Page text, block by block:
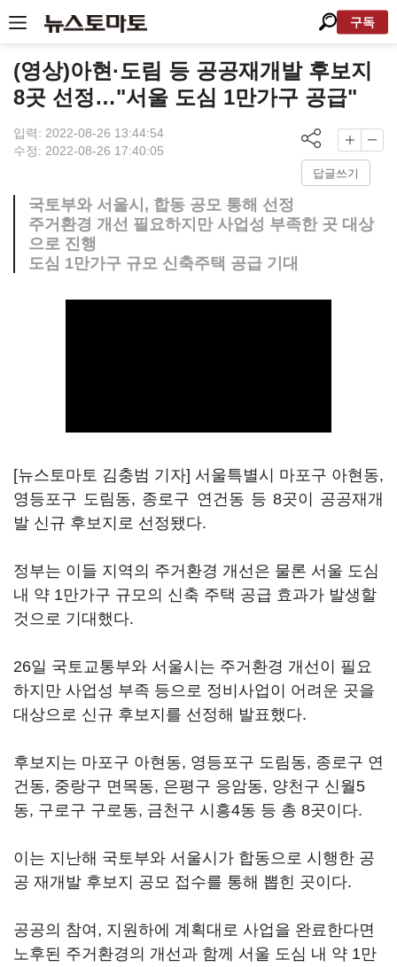
구독
(영상)아현·도림 등 공공재개발 후보지
8곳 선정…"서울 도심 1만가구 공급"
입력: 2022-08-26 13:44:54
수정: 2022-08-26 17:40:05
답글쓰기
국토부와 서울시, 합동 공모 통해 선정
주거환경 개선 필요하지만 사업성 부족한 곳 대상
으로 진행
도심 1만가구 규모 신축주택 공급 기대
[뉴스토마토 김충범 기자] 서울특별시 마포구 아현동,
영등포구 도림동, 종로구 연건동 등 8곳이 공공재개
발 신규 후보지로 선정됐다.
정부는 이들 지역의 주거환경 개선은 물론 서울 도심
내 약 1만가구 규모의 신축 주택 공급 효과가 발생할
것으로 기대했다.
26일 국토교통부와 서울시는 주거환경 개선이 필요
하지만 사업성 부족 등으로 정비사업이 어려운 곳을
대상으로 신규 후보지를 선정해 발표했다.
후보지는 마포구 아현동, 영등포구 도림동, 종로구 연
건동, 중랑구 면목동, 은평구 응암동, 양천구 신월5
동, 구로구 구로동, 금천구 시흥4동 등 총 8곳이다.
이는 지난해 국토부와 서울시가 합동으로 시행한 공
공 재개발 후보지 공모 접수를 통해 뽑힌 곳이다.
공공의 참여, 지원하에 계획대로 사업을 완료한다면
노후된 주거환경의 개선과 함께 서울 도심 내 약 1만